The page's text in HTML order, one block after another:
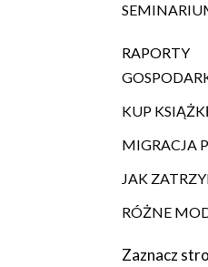
RAPORTY
KUP
MIGRACJA
JAK
RÓŻNE
Zaznacz